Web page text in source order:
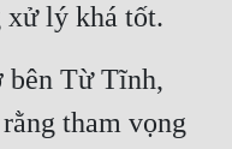
xử lý khá tốt.
bên Từ Tĩnh,
tham vọng